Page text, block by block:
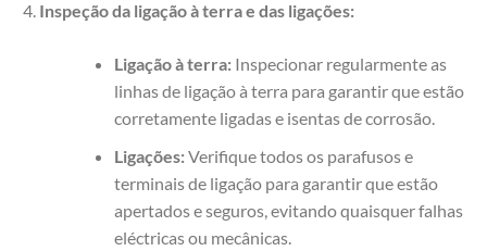
Inspeção da ligação à terra e das ligações:
Ligação à terra:Inspecionar regularmente as
linhas de ligação à terra para garantir que estão
corretamente ligadas e isentas de corrosão.
Ligações:Verifique todos os parafusos e
terminais de ligação para garantir que estão
apertados e seguros, evitando quaisquer falhas
eléctricas ou mecânicas.